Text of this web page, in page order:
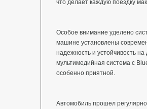
что делает каждую поездку
Особое внимание уделено
машине установлены
надежность и устойчивость
мультимедийная система с
особенно приятной.
Автомобиль прошел